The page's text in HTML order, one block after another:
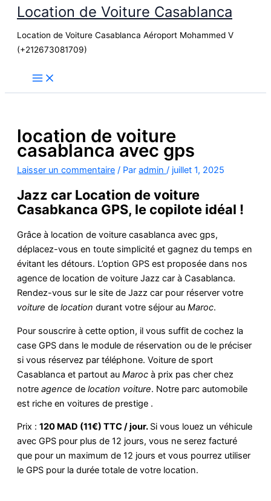
contenu
Location de Voiture Casablanca
Location de Voiture Casablanca Aéroport Mohammed V
(+212673081709)
location de voiture
casablanca avec gps
Laisser un commentaire / Par admin / juillet 1, 2025
Jazz car Location de voiture
Casabkanca GPS, le copilote idéal !
Grâce à location de voiture casablanca avec gps,
déplacez-vous en toute simplicité et gagnez du temps en
évitant les détours. L’option GPS est proposée dans nos
agence de location de voiture Jazz car à Casablanca.
Rendez-vous sur le site de Jazz car pour réserver votre
voiture de location durant votre séjour au Maroc.
Pour souscrire à cette option, il vous suffit de cochez la
case GPS dans le module de réservation ou de le préciser
si vous réservez par téléphone. Voiture de sport
Casablanca et partout au Maroc à prix pas cher chez
notre agence de location voiture. Notre parc automobile
est riche en voitures de prestige .
Prix : 120 MAD (11€) TTC / jour. Si vous louez un véhicule
avec GPS pour plus de 12 jours, vous ne serez facturé
que pour un maximum de 12 jours et vous pourrez utiliser
le GPS pour la durée totale de votre location.